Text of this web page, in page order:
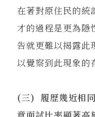
在著對原住民的統
才的過程是更為隱
告就更難以揭露此
以覺察到此現象的
(三) 履歷幾近相